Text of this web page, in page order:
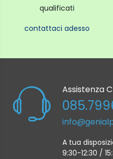
qualificati
contattaci adesso
Assistenza
A tua
9:30-12:30 /